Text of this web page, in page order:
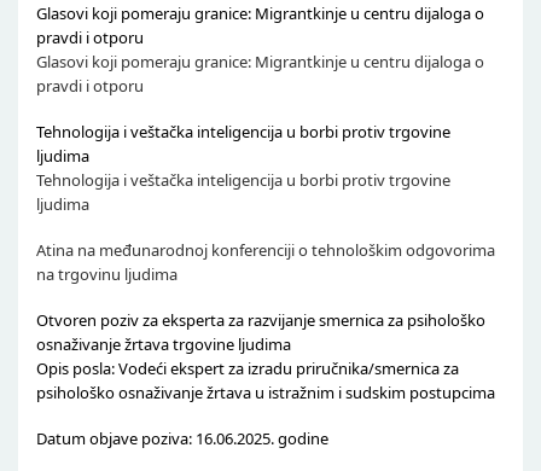
Glasovi koji pomeraju granice: Migrantkinje u centru dijaloga o
pravdi i otporu
Glasovi koji pomeraju granice: Migrantkinje u centru dijaloga o
pravdi i otporu
Tehnologija i veštačka inteligencija u borbi protiv trgovine
ljudima
Tehnologija i veštačka inteligencija u borbi protiv trgovine
ljudima
Atina na međunarodnoj konferenciji o tehnološkim odgovorima
na trgovinu ljudima
Otvoren poziv za eksperta za razvijanje smernica za psihološko
osnaživanje žrtava trgovine ljudima
Opis posla: Vodeći ekspert za izradu priručnika/smernica za
psihološko osnaživanje žrtava u istražnim i sudskim postupcima
Datum objave poziva: 16.06.2025. godine